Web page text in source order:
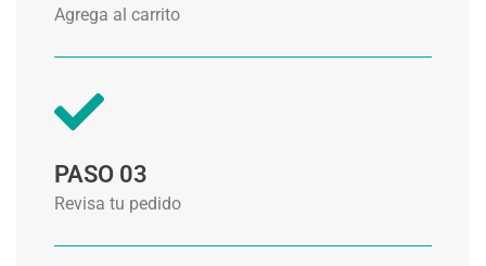
Agrega al carrito
PASO 03
Revisa tu pedido